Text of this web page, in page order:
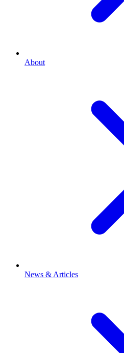
About
News & Articles